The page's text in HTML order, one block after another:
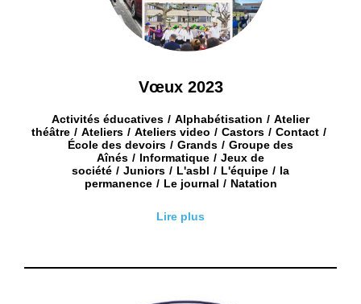
Vœux 2023
Activités éducatives Alphabétisation
Atelier
théâtre
Ateliers Ateliers video Castors
Contact
École des devoirs
Grands
Groupe des
Aînés
Informatique
Jeux de
société
Juniors L'asbl L'équipe
la
permanence
Le journal Natation
Lire plus